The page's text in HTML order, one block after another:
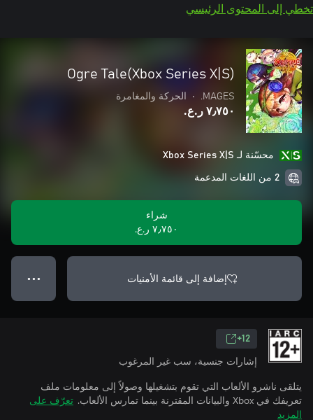
تخطي إلى المحتوى الرئيسي
Ogre Tale(Xbox Series X|S)
MAGES.
• الحركة والمغامرة
٧٫٧٥٠ ر.ع.‏
محسّنة لـ Xbox Series X|S
2 من اللغات المدعمة
شراء
٧٫٧٥٠ ر.ع.‏
إضافة إلى قائمة الأمنيات ● ● ●
12+
إشارات جنسية، سب غير المرغوب
يتلقى ناشرو الألعاب التي تقوم بتشغيلها وصولاً إلى معلومات ملف
تعريفك في Xbox والبيانات المقترنة بينما تمارس الألعاب.
تعرّف على
المزيد